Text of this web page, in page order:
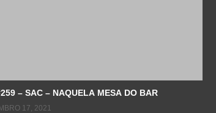
– SAC – NAQUELA MESA DO BAR
17, 2021